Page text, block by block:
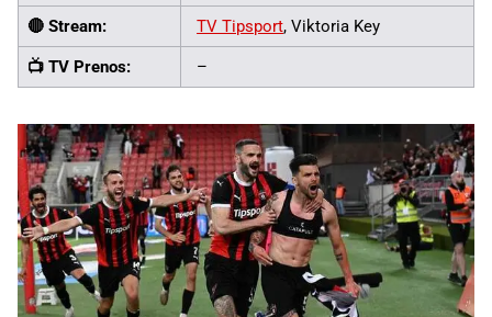
🔴 Stream: TV Tipsport, Viktoria Key
📺 TV Prenos: –